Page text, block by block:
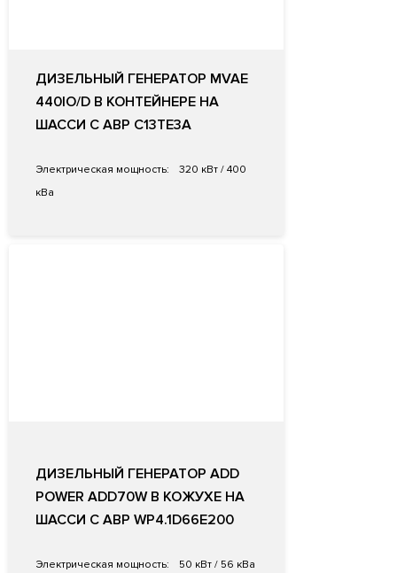
ДИЗЕЛЬНЫЙ ГЕНЕРАТОР MVAE
440IO/D В КОНТЕЙНЕРЕ НА
ШАССИ С АВР C13TE3A
Электрическая мощность:
320 кВт / 400
кВа
ДИЗЕЛЬНЫЙ ГЕНЕРАТОР ADD
POWER ADD70W В КОЖУХЕ НА
ШАССИ С АВР WP4.1D66E200
Электрическая мощность: 50 кВт / 56 кВа